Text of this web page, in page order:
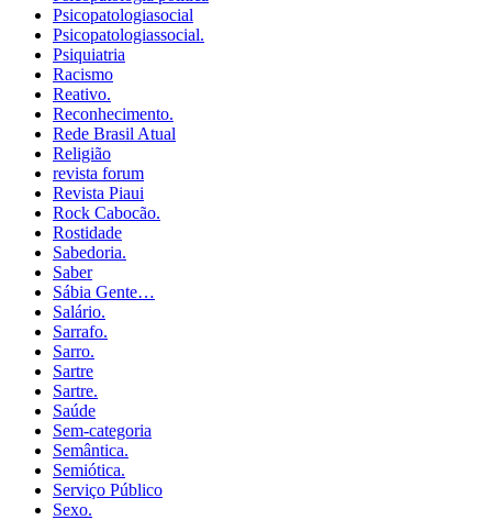
Psicopatologiasocial
Psicopatologiassocial.
Psiquiatria
Racismo
Reativo.
Reconhecimento.
Rede Brasil Atual
Religião
revista forum
Revista Piaui
Rock Cabocão.
Rostidade
Sabedoria.
Saber
Sábia Gente…
Salário.
Sarrafo.
Sarro.
Sartre
Sartre.
Saúde
Sem-categoria
Semântica.
Semiótica.
Serviço Público
Sexo.